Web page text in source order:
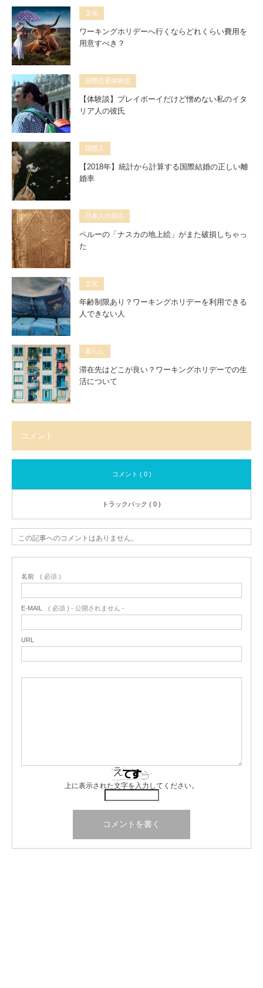
文化
ワーキングホリデーへ行くならどれくらい費用を
用意すべき？
国際恋愛体験談
【体験談】プレイボーイだけど憎めない私のイタ
リア人の彼氏
国際人
【2018年】統計から計算する国際結婚の正しい離
婚率
日本人の視点
ペルーの「ナスカの地上絵」がまた破損しちゃっ
た
文化
年齢制限あり？ワーキングホリデーを利用できる
人できない人
暮らし
滞在先はどこが良い？ワーキングホリデーでの生
活について
コメント
コメント ( 0 )
トラックバック ( 0 )
この記事へのコメントはありません。
名前 ( 必須 )
E-MAIL ( 必須 ) - 公開されません -
URL
上に表示された文字を入力してください。